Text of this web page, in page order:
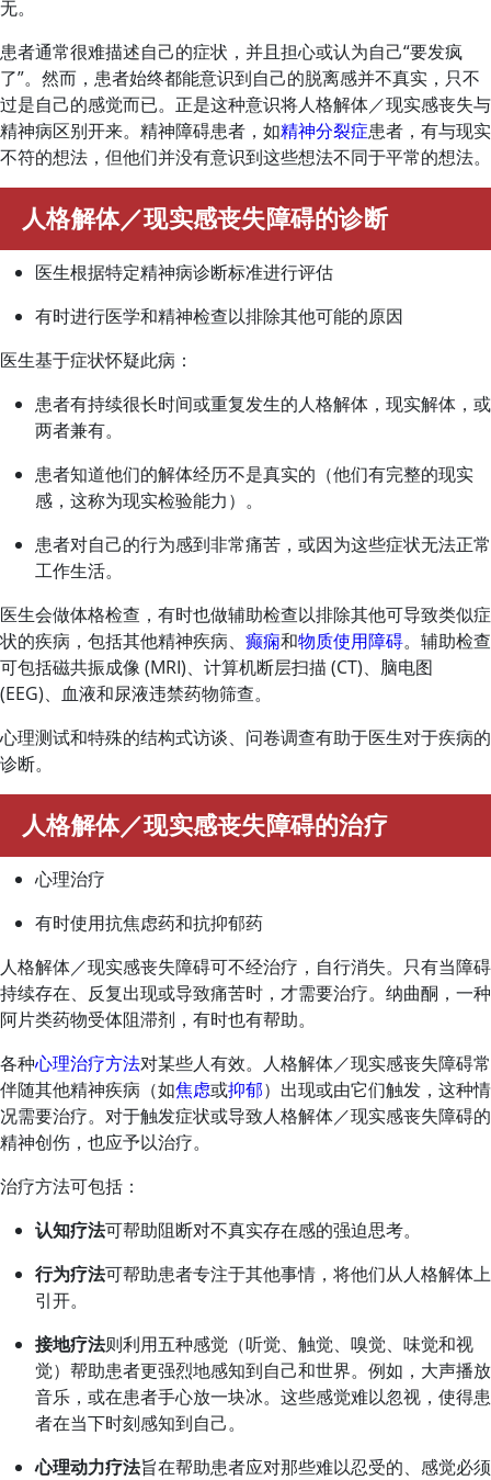
无。
患者通常很难描述自己的症状，并且担心或认为自己“要发疯
了”。然而，患者始终都能意识到自己的脱离感并不真实，只不
过是自己的感觉而已。正是这种意识将人格解体／现实感丧失与
精神病区别开来。精神障碍患者，如精神分裂症患者，有与现实
不符的想法，但他们并没有意识到这些想法不同于平常的想法。
人格解体／现实感丧失障碍的诊断
医生根据特定精神病诊断标准进行评估
有时进行医学和精神检查以排除其他可能的原因
医生基于症状怀疑此病：
患者有持续很长时间或重复发生的人格解体，现实解体，或
两者兼有。
患者知道他们的解体经历不是真实的（他们有完整的现实
感，这称为现实检验能力）。
患者对自己的行为感到非常痛苦，或因为这些症状无法正常
工作生活。
医生会做体格检查，有时也做辅助检查以排除其他可导致类似症
状的疾病，包括其他精神疾病、 癫痫和物质使用障碍。辅助检查
可包括磁共振成像 (MRI)、计算机断层扫描 (CT)、脑电图
(EEG)、血液和尿液违禁药物筛查。
心理测试和特殊的结构式访谈、问卷调查有助于医生对于疾病的
诊断。
人格解体／现实感丧失障碍的治疗
心理治疗
有时使用抗焦虑药和抗抑郁药
人格解体／现实感丧失障碍可不经治疗，自行消失。只有当障碍
持续存在、反复出现或导致痛苦时，才需要治疗。纳曲酮，一种
阿片类药物受体阻滞剂，有时也有帮助。
各种心理治疗方法对某些人有效。人格解体／现实感丧失障碍常
伴随其他精神疾病（如焦虑或抑郁）出现或由它们触发，这种情
况需要治疗。对于触发症状或导致人格解体／现实感丧失障碍的
精神创伤，也应予以治疗。
治疗方法可包括：
认知疗法可帮助阻断对不真实存在感的强迫思考。
行为疗法可帮助患者专注于其他事情，将他们从人格解体上
引开。
接地疗法则利用五种感觉（听觉、触觉、嗅觉、味觉和视
觉）帮助患者更强烈地感知到自己和世界。例如，大声播放
音乐，或在患者手心放一块冰。这些感觉难以忽视，使得患
者在当下时刻感知到自己。
心理动力疗法旨在帮助患者应对那些难以忍受的、感觉必须